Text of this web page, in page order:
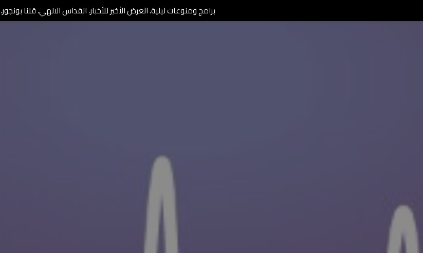
برامج ومنوعات ليلية، العرض الأخير للأخبار، القداس الالهي، قلنا بونجور، RLL Morning